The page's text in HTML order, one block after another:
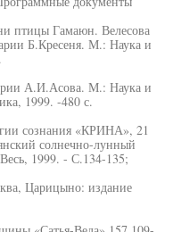
птицы Гамаюн. Велесова
Б.Кресеня. М.: Наука и
А.И.Асова. М.: Наука и
1999. -480 с.
сознания «КРИНА», 21
солнечно-лунный
1999. - С.134-135;
Царицыно: издание